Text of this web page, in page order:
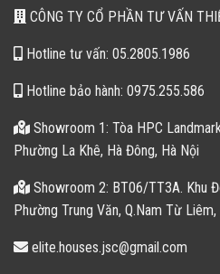
CÔNG TY CỔ PHẦN TƯ VẤN
Hotline tư vấn: 05.2805.1986
Hotline bảo hành: 0975.255.586
Showroom 1: Tòa HPC
Phường La Khê, Hà Đông, Hà Nội
Showroom 2: BT06/TT3A. Khu
Phường Trung Văn, Q.Nam Từ Liêm,
elite.houses.jsc@gmail.com